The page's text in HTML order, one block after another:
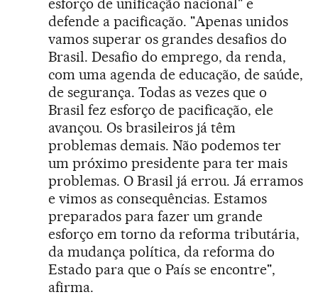
esforço de unificação nacional" e
defende a pacificação. "Apenas unidos
vamos superar os grandes desafios do
Brasil. Desafio do emprego, da renda,
com uma agenda de educação, de saúde,
de segurança. Todas as vezes que o
Brasil fez esforço de pacificação, ele
avançou. Os brasileiros já têm
problemas demais. Não podemos ter
um próximo presidente para ter mais
problemas. O Brasil já errou. Já erramos
e vimos as consequências. Estamos
preparados para fazer um grande
esforço em torno da reforma tributária,
da mudança política, da reforma do
Estado para que o País se encontre",
afirma.